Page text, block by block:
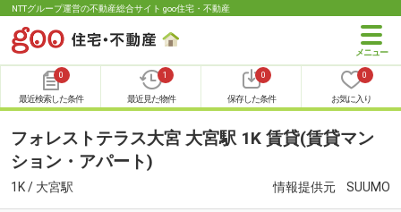
NTTグループ運営の不動産総合サイト goo住宅・不動産
0
最近検索した条件
1
最近見た物件
0
保存した条件
0
お気に入り
フォレストテラス大宮 大宮駅 1K 賃貸(賃貸マン
ション・アパート)
1K / 大宮駅 情報提供元 SUUMO